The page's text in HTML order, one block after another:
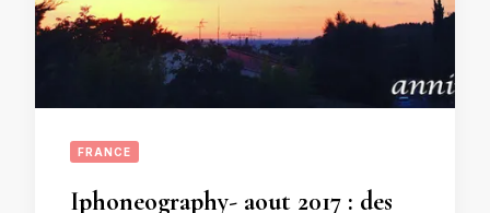
FRANCE
Iphoneography- aout 2017 : des